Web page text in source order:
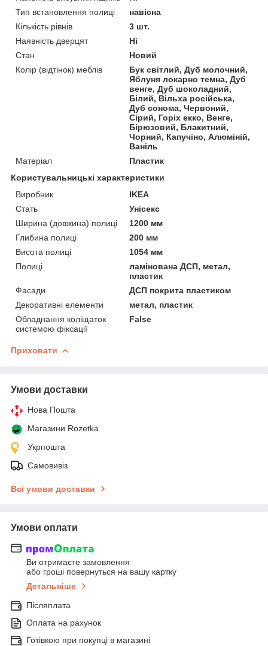
Тип встановлення полиці
навісна
Кількість рівнів
3 шт.
Наявність дверцят
Ні
Стан
Новий
Колір (відтінок) меблів
Бук світлий, Дуб молочний,
Яблуня локарно темна, Дуб
венге, Дуб шоколадний,
Білий, Вільха російська,
Дуб сонома, Червоний,
Сірий, Горіх екко, Венге,
Бірюзовий, Блакитний,
Чорний, Капучіно, Алюміній,
Ваніль
Матеріал
Пластик
Користувальницькі характеристики
Виробник
IKEA
Стать
Унісекс
Ширина (довжина) полиці
1200 мм
Глибина полиці
200 мм
Висота полиці
1054 мм
Полиці
ламінована ДСП, метал,
пластик
Фасади
ДСП покрита пластиком
Декоративні елементи
метал, пластик
Обладнання коліщаток
системою фіксації
False
Приховати
Умови доставки
Нова Пошта
Магазини Rozetka
Укрпошта
Самовивіз
Всі умови доставки
Умови оплати
Ви отримаєте замовлення
або гроші повернуться на вашу картку
Детальніше
Післяплата
Оплата на рахунок
Готівкою при покупці в магазині